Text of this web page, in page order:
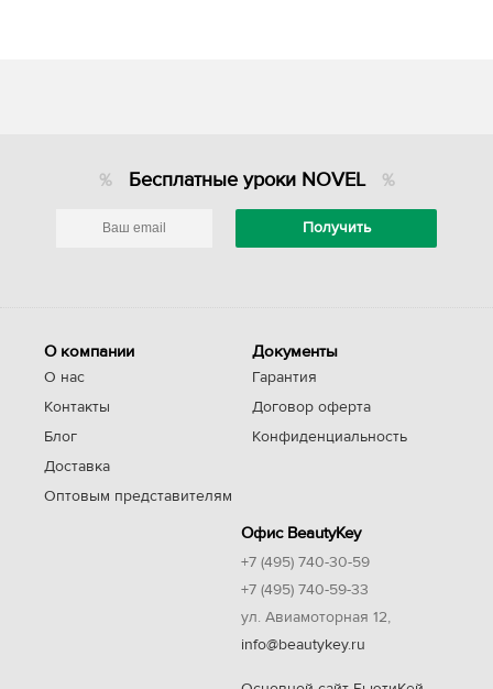
Бесплатные уроки NOVEL
О компании
О нас
Контакты
Блог
Доставка
Оптовым представителям
Документы
Гарантия
Договор оферта
Конфиденциальность
Офис BeautyKey
+7 (495) 740-30-59
+7 (495) 740-59-33
ул. Авиамоторная 12,
info@beautykey.ru